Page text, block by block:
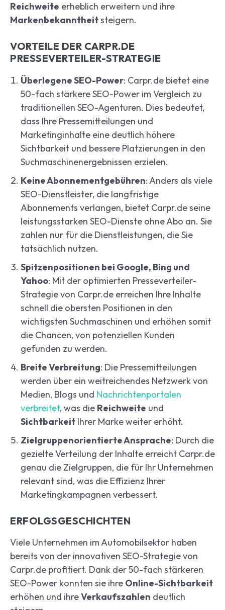
Reichweite erheblich erweitern und ihre
Markenbekanntheitsteigern.
VORTEILE DER CARPR.DE
PRESSEVERTEILER-STRATEGIE
Überlegene SEO-Power: Carpr.de bietet eine
50-fach stärkere SEO-Power im Vergleich zu
traditionellen SEO-Agenturen. Dies bedeutet,
dass Ihre Pressemitteilungen und
Marketinginhalte eine deutlich höhere
Sichtbarkeit und bessere Platzierungen in den
Suchmaschinenergebnissen erzielen.
Keine Abonnementgebühren: Anders als viele
SEO-Dienstleister, die langfristige
Abonnements verlangen, bietet Carpr.de seine
leistungsstarken SEO-Dienste ohne Abo an. Sie
zahlen nur für die Dienstleistungen, die Sie
tatsächlich nutzen.
Spitzenpositionen bei Google, Bing und
Yahoo: Mit der optimierten Presseverteiler-
Strategie von Carpr.de erreichen Ihre Inhalte
schnell die obersten Positionen in den
wichtigsten Suchmaschinen und erhöhen somit
die Chancen, von potenziellen Kunden
gefunden zu werden.
Breite Verbreitung: Die Pressemitteilungen
werden über ein weitreichendes Netzwerk von
Medien, Blogs und Nachrichtenportalen
verbreitet, was die Reichweite und
Sichtbarkeit Ihrer Marke weiter erhöht.
Zielgruppenorientierte Ansprache: Durch die
gezielte Verteilung der Inhalte erreicht Carpr.de
genau die Zielgruppen, die für Ihr Unternehmen
relevant sind, was die Effizienz Ihrer
Marketingkampagnen verbessert.
ERFOLGSGESCHICHTEN
Viele Unternehmen im Automobilsektor haben
bereits von der innovativen SEO-Strategie von
Carpr.de profitiert. Dank der 50-fach stärkeren
SEO-Power konnten sie ihre Online-Sichtbarkeit
erhöhen und ihreVerkaufszahlen deutlich